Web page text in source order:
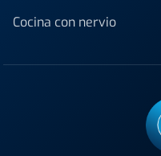
Cocina con nervio